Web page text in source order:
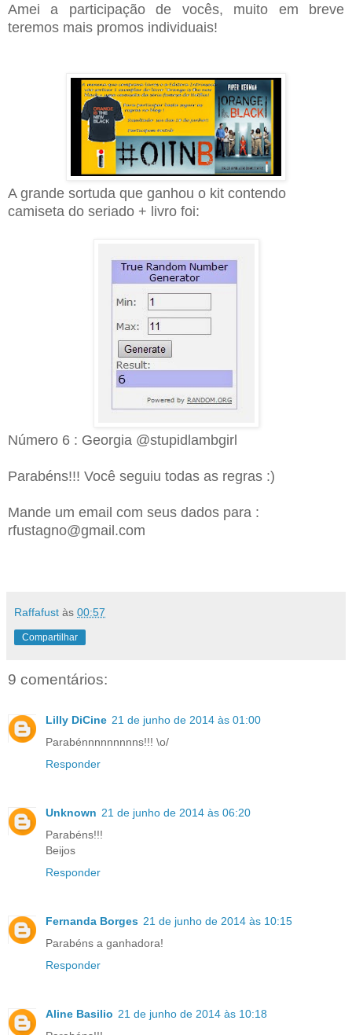
Amei a participação de vocês, muito em breve
teremos mais promos individuais!
A grande sortuda que ganhou o kit contendo
camiseta do seriado + livro foi:
Número 6 : Georgia @stupidlambgirl
Parabéns!!! Você seguiu todas as regras :)
Mande um email com seus dados para :
rfustagno@gmail.com
Raffafust às 00:57
Compartilhar
9 comentários:
Lilly DiCine 21 de junho de 2014 às 01:00
Parabénnnnnnnnns!!! \o/
Responder
Unknown 21 de junho de 2014 às 06:20
Parabéns!!!
Beijos
Responder
Fernanda Borges 21 de junho de 2014 às 10:15
Parabéns a ganhadora!
Responder
Aline Basilio 21 de junho de 2014 às 10:18